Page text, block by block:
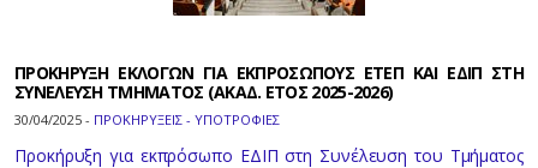
ΠΡΟΚΗΡΥΞΗ ΕΚΛΟΓΩΝ ΓΙΑ ΕΚΠΡΟΣΩΠΟΥΣ ΕΤΕΠ ΚΑΙ ΕΔΙΠ ΣΤΗ
ΣΥΝΕΛΕΥΣΗ ΤΜΗΜΑΤΟΣ (ΑΚΑΔ. ΕΤΟΣ 2025-2026)
30/04/2025 - ΠΡΟΚΗΡΥΞΕΙΣ - ΥΠΟΤΡΟΦΙΕΣ
Προκήρυξη για εκπρόσωπο ΕΔΙΠ στη Συνέλευση του Τμήματος